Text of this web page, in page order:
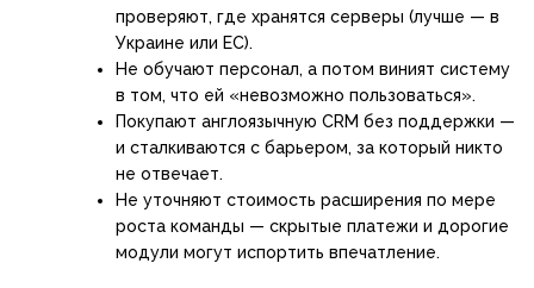
проверяют, где хранятся серверы (лучше — в
Украине или ЕС).
Не обучают персонал, а потом виният систему
в том, что ей «невозможно пользоваться».
Покупают англоязычную CRM без поддержки —
и сталкиваются с барьером, за который никто
не отвечает.
Не уточняют стоимость расширения по мере
роста команды — скрытые платежи и дорогие
модули могут испортить впечатление.